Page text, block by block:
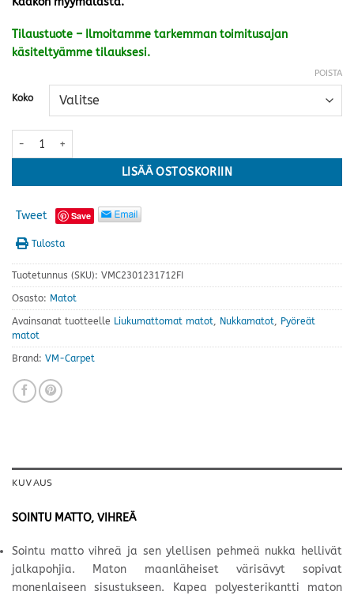
Tilaustuote – Ilmoitamme tarkemman toimitusajan
käsiteltyämme tilauksesi.
Koko
POISTA
Sointu matto, vihreä · useita kokoja määrä
LISÄÄ OSTOSKORIIN
Tweet Save
Tulosta
Tuotetunnus (SKU): VMC2301231712FI
Osasto: Matot
Avainsanat tuotteelle Liukumattomat matot, Nukkamatot, Pyöreät
matot
Brand: VM-Carpet
KUVAUS
SOINTU MATTO, VIHREÄ
Sointu matto vihreä ja sen ylellisen pehmeä nukka hellivät
jalkapohjia. Maton maanläheiset värisävyt sopivat
monenlaiseen sisustukseen. Kapea polyesterikantti maton